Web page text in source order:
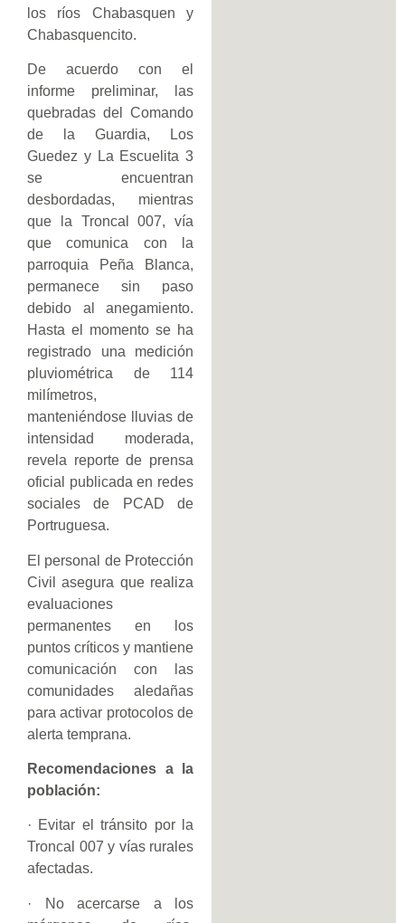
los ríos Chabasquen y
Chabasquencito.
De acuerdo con el
informe preliminar, las
quebradas del Comando
de la Guardia, Los
Guedez y La Escuelita 3
se encuentran
desbordadas, mientras
que la Troncal 007, vía
que comunica con la
parroquia Peña Blanca,
permanece sin paso
debido al anegamiento.
Hasta el momento se ha
registrado una medición
pluviométrica de 114
milímetros,
manteniéndose lluvias de
intensidad moderada,
revela reporte de prensa
oficial publicada en redes
sociales de PCAD de
Portruguesa.
El personal de Protección
Civil asegura que realiza
evaluaciones
permanentes en los
puntos críticos y mantiene
comunicación con las
comunidades aledañas
para activar protocolos de
alerta temprana.
Recomendaciones a la
población:
· Evitar el tránsito por la
Troncal 007 y vías rurales
afectadas.
· No acercarse a los